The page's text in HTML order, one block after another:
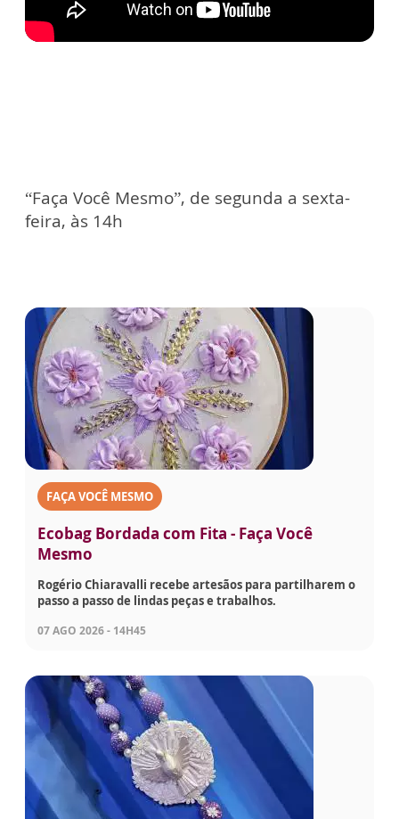
“Faça Você Mesmo”, de segunda a sexta-
feira, às 14h
FAÇA VOCÊ MESMO
Ecobag Bordada com Fita - Faça Você
Mesmo
Rogério Chiaravalli recebe artesãos para partilharem o
passo a passo de lindas peças e trabalhos.
07 AGO 2026 - 14H45